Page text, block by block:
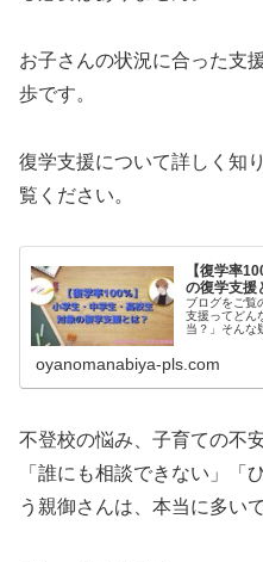
お子さんの状況に合った支
歩です。
復学支援について詳しく知
覧ください。
【復学率
の復学支援
ブログをご覧
支援ってどん
当？」そんな
oyanomanabiya-pls.com
不登校の悩み、子育ての不
「誰にも相談できない」「
う親御さんは、本当に多いで